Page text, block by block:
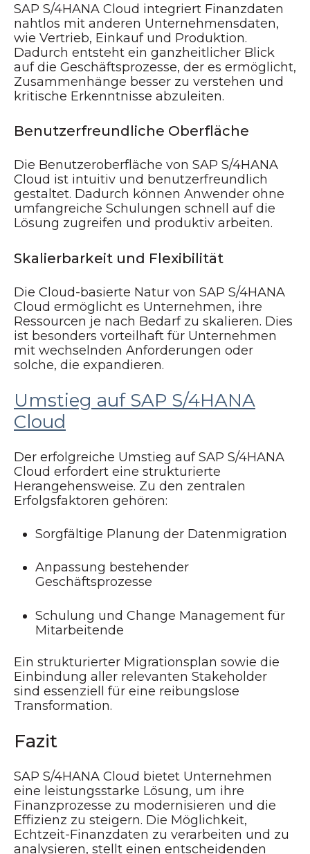
SAP S/4HANA Cloud integriert Finanzdaten
nahtlos mit anderen Unternehmensdaten,
wie Vertrieb, Einkauf und Produktion.
Dadurch entsteht ein ganzheitlicher Blick
auf die Geschäftsprozesse, der es ermöglicht,
Zusammenhänge besser zu verstehen und
kritische Erkenntnisse abzuleiten.
Benutzerfreundliche Oberfläche
Die Benutzeroberfläche von SAP S/4HANA
Cloud ist intuitiv und benutzerfreundlich
gestaltet. Dadurch können Anwender ohne
umfangreiche Schulungen schnell auf die
Lösung zugreifen und produktiv arbeiten.
Skalierbarkeit und Flexibilität
Die Cloud-basierte Natur von SAP S/4HANA
Cloud ermöglicht es Unternehmen, ihre
Ressourcen je nach Bedarf zu skalieren. Dies
ist besonders vorteilhaft für Unternehmen
mit wechselnden Anforderungen oder
solche, die expandieren.
Umstieg auf SAP S/4HANA
Cloud
Der erfolgreiche Umstieg auf SAP S/4HANA
Cloud erfordert eine strukturierte
Herangehensweise. Zu den zentralen
Erfolgsfaktoren gehören:
Sorgfältige Planung der Datenmigration
Anpassung bestehender
Geschäftsprozesse
Schulung und Change Management für
Mitarbeitende
Ein strukturierter Migrationsplan sowie die
Einbindung aller relevanten Stakeholder
sind essenziell für eine reibungslose
Transformation.
Fazit
SAP S/4HANA Cloud bietet Unternehmen
eine leistungsstarke Lösung, um ihre
Finanzprozesse zu modernisieren und die
Effizienz zu steigern. Die Möglichkeit,
Echtzeit-Finanzdaten zu verarbeiten und zu
analysieren, stellt einen entscheidenden